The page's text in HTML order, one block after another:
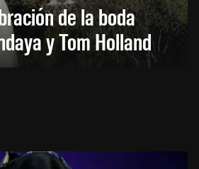
de la boda
y Tom Holland